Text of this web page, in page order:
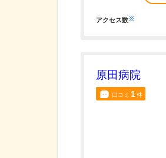
アクセス数※
原田病院
口コミ 1件